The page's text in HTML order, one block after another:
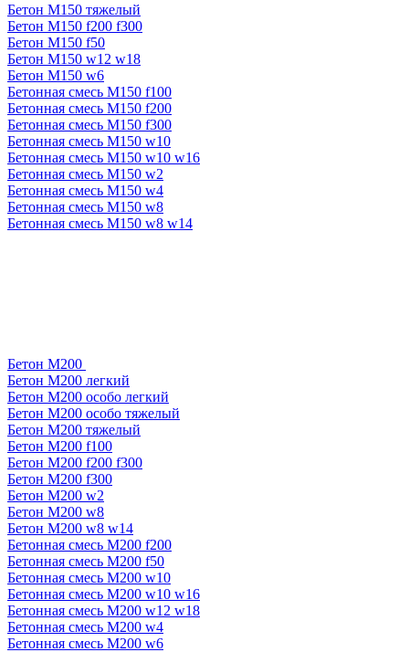
Бетон М150 тяжелый
Бетон М150 f200 f300
Бетон М150 f50
Бетон М150 w12 w18
Бетон М150 w6
Бетонная смесь М150 f100
Бетонная смесь М150 f200
Бетонная смесь М150 f300
Бетонная смесь М150 w10
Бетонная смесь М150 w10 w16
Бетонная смесь М150 w2
Бетонная смесь М150 w4
Бетонная смесь М150 w8
Бетонная смесь М150 w8 w14
Бетон М200
Бетон М200 легкий
Бетон М200 особо легкий
Бетон М200 особо тяжелый
Бетон М200 тяжелый
Бетон М200 f100
Бетон М200 f200 f300
Бетон М200 f300
Бетон М200 w2
Бетон М200 w8
Бетон М200 w8 w14
Бетонная смесь М200 f200
Бетонная смесь М200 f50
Бетонная смесь М200 w10
Бетонная смесь М200 w10 w16
Бетонная смесь М200 w12 w18
Бетонная смесь М200 w4
Бетонная смесь М200 w6